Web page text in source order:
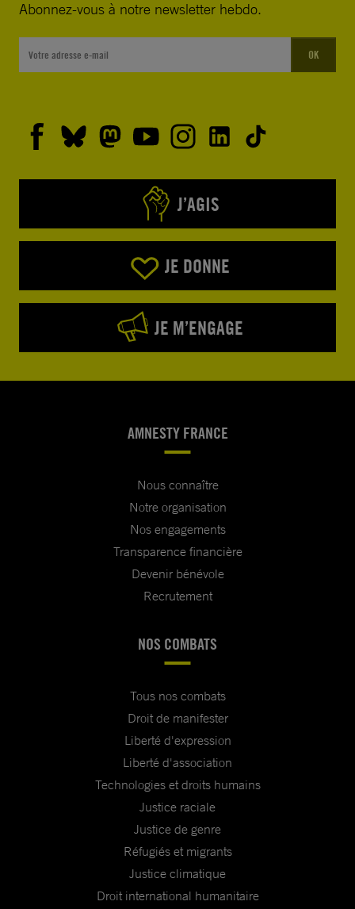
Abonnez-vous à notre newsletter hebdo.
OK
J’AGIS
JE DONNE
JE M’ENGAGE
AMNESTY FRANCE
Nous connaître
Notre organisation
Nos engagements
Transparence financière
Devenir bénévole
Recrutement
NOS COMBATS
Tous nos combats
Droit de manifester
Liberté d'expression
Liberté d'association
Technologies et droits humains
Justice raciale
Justice de genre
Réfugiés et migrants
Justice climatique
Droit international humanitaire